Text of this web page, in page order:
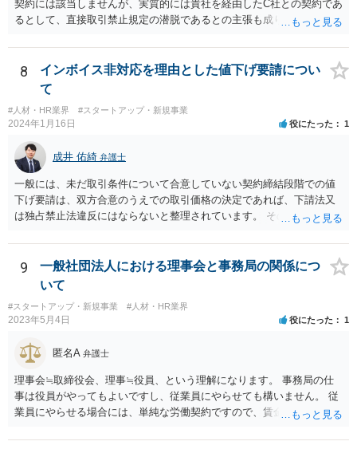
契約には該当しませんが、実質的には貴社を経由したC社との契約であ
るとして、直接取引禁止規定の潜脱であるとの主張も成り立ち得るも
請求を受ける）可能性もあります。 基本的には、A、B社間で覚書を締
結するなど話をまとめていただいた方が宜しいかと存じます。 ②本掲
示板は法律相談に関する掲示板となりますので、法的な観点に限定し
と考えられます。 もっとも、貴社がスキームの決定をA社と共同して
行った場合、A社から事後的に違約金の一部について求償請求を受ける
可能性も否定はできません。 そのため、仮に当該スキームを実施する
にしても、A社に上記リスク（違約金を請求されるリスク）を負担して
貰える状況かというところも一つのポイントになろうかと存じます。
8
インボイス非対応を理由とした値下げ要請につい
て
#人材・HR業界 #スタートアップ・新規事業
2024年1月16日 役にたった 1
成井 佑綺 弁護士
一般には、未だ取引条件について合意していない契約締結段階での値
下げ要請は、双方合意のうえでの取引価格の決定であれば、下請法又
は独占禁止法違反にはならないと整理されています。 そのため、先方
（以下「差額」。本来仕入先が負担すべき部分。）について、契約締
結交渉の段階で減額要請をすること自体は直ちにこれらの法律に違反
するものではないと思われます。 一方で、諸経費等に照らし著しく低
４条第１項第５号）違反や優越的地位の濫用として独占禁止法違反と
なる可能性もありますので、ベースとしては、上記の差額を念頭に置
き、その他仕入れや諸経費の支払なども加味して、価格交渉を行うと
良いでしょう。 参考：公正取引委員会「免税事業者及びその取引先の
インボイス制度への対応に関するQ&A」 https://www.jftc.go.jp/dk/guid
eline/unyoukijun/invoice_qanda.html
9
一般社団法人における理事会と事務局の関係につ
いて
#スタートアップ・新規事業 #人材・HR業界
2023年5月4日 役にたった 1
匿名A 弁護士
理事会≒取締役会、理事≒役員、という理解になります。 事務局の仕
事は役員がやってもよいですし、従業員にやらせても構いません。 従
業員にやらせる場合には、単純な労働契約ですので、賃金や労働条件
の同意があれば可能ですが、会社に例えると従業員をすべて取締役に